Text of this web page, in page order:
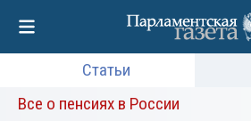
Статьи
Все о пенсиях в России